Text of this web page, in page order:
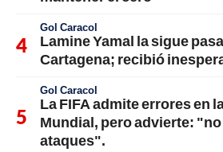
Gol Caracol
Lamine Yamal la sigue
Cartagena; recibió
Gol Caracol
La FIFA admite errores en
Mundial, pero advierte:
ataques".